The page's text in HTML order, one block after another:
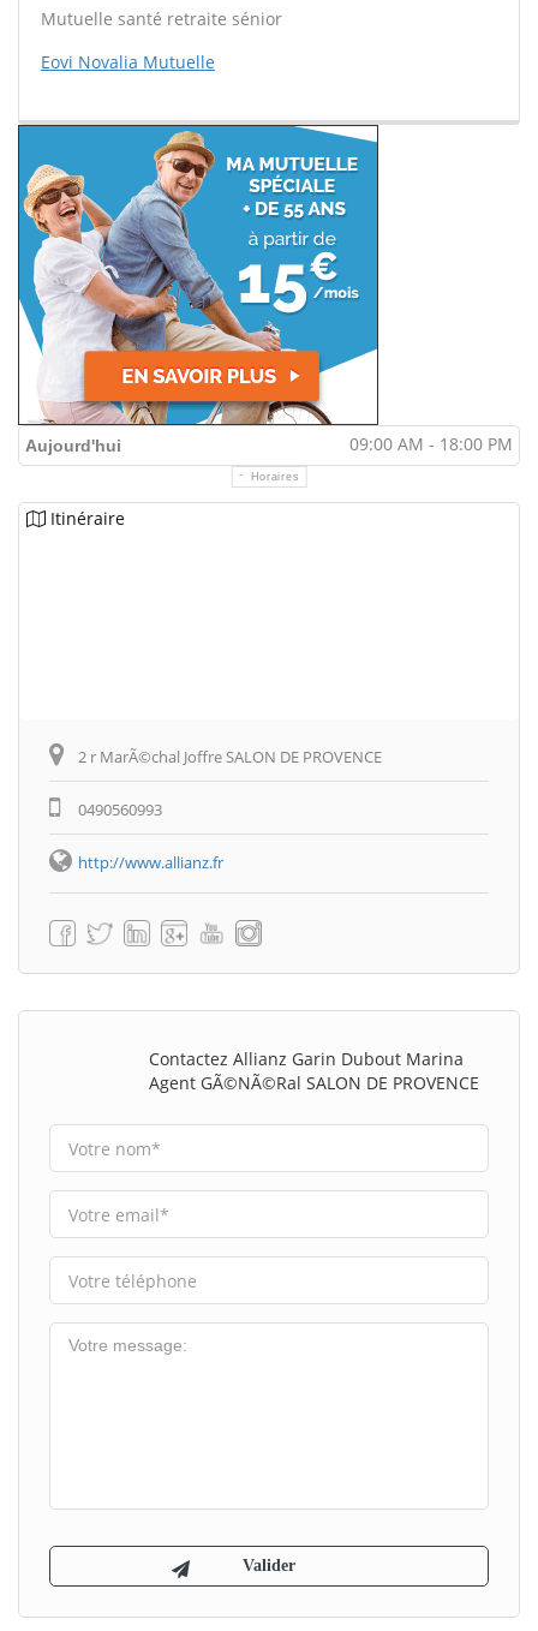
Mutuelle santé retraite sénior
Eovi Novalia Mutuelle
Aujourd'hui 09:00 AM - 18:00 PM
Horaires
Itinéraire
2 r MarÃ©chal Joffre SALON DE PROVENCE
0490560993
http://www.allianz.fr
Contactez Allianz Garin Dubout Marina
Agent GÃ©nÃ©ral SALON DE PROVENCE